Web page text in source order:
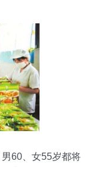
男60、女55岁都将